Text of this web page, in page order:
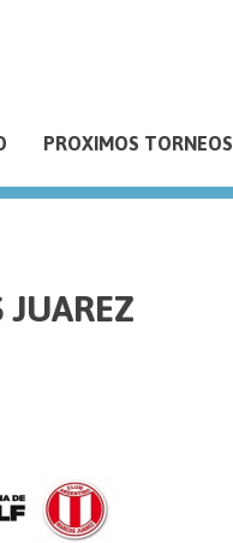
PROXIMOS TORNEOS